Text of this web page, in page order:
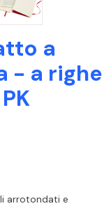
a
- a righe
arrotondati e